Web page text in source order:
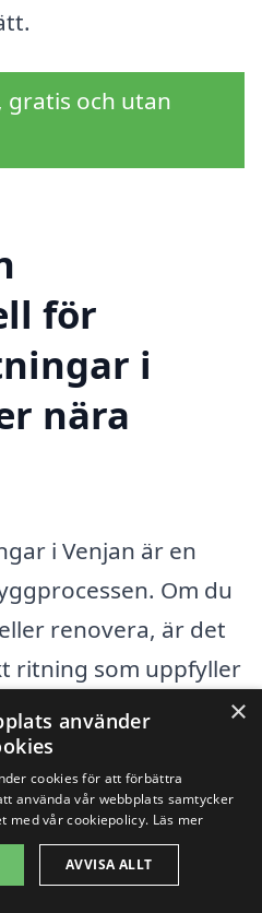
gratis och utan
för
i
nära
i Venjan är en
Om du
renovera, är det
ritning som uppfyller
kan hitta hjälp i
närliggande städer
hjälp för
är enkelt att få
företag, vilket kan
×
använder
cookies för att förbättra
använda vår webbplats samtycker
med vår cookiepolicy. Läs mer
AVVISA ALLT